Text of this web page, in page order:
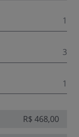
1
3
1
R$ 468,00